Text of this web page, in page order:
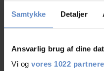
Samtykke Detaljer
Ansvarlig brug af dine
Vi og vores 1022 partnere